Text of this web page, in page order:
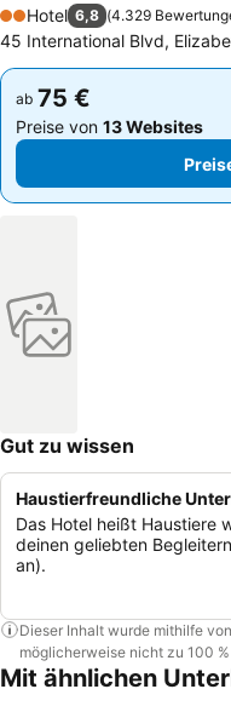
2 Sterne
Hotel 6,8 (4.329
45 International Blvd,
ab 75 €
Preise von 13 Websites
ab 75 €
Preise von 13 Websites
Gut zu wissen
Haustierfreundliche
Das Hotel heißt Haustiere
deinen geliebten
an).
Dieser Inhalt wurde mithilfe
möglicherweise nicht zu 100
Mit ähnlichen